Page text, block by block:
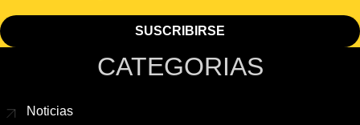
CATEGORIAS
Noticias